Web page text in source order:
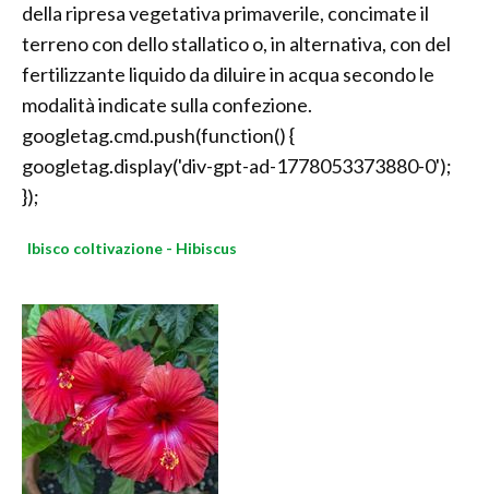
della ripresa vegetativa primaverile, concimate il
terreno con dello stallatico o, in alternativa, con del
fertilizzante liquido da diluire in acqua secondo le
modalità indicate sulla confezione.
googletag.cmd.push(function() {
googletag.display('div-gpt-ad-1778053373880-0');
});
Ibisco coltivazione - Hibiscus